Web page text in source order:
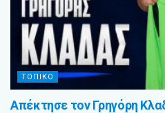
ΤΟΠΙΚΟ
Απέκτησε τον Γρηγόρη